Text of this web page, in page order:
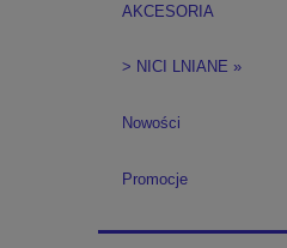
AKCESORIA
> NICI LNIANE »
Nowości
Promocje